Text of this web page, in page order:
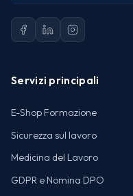
Servizi principali
E-Shop Formazione
Sicurezza sul lavoro
Medicina del Lavoro
GDPR e Nomina DPO